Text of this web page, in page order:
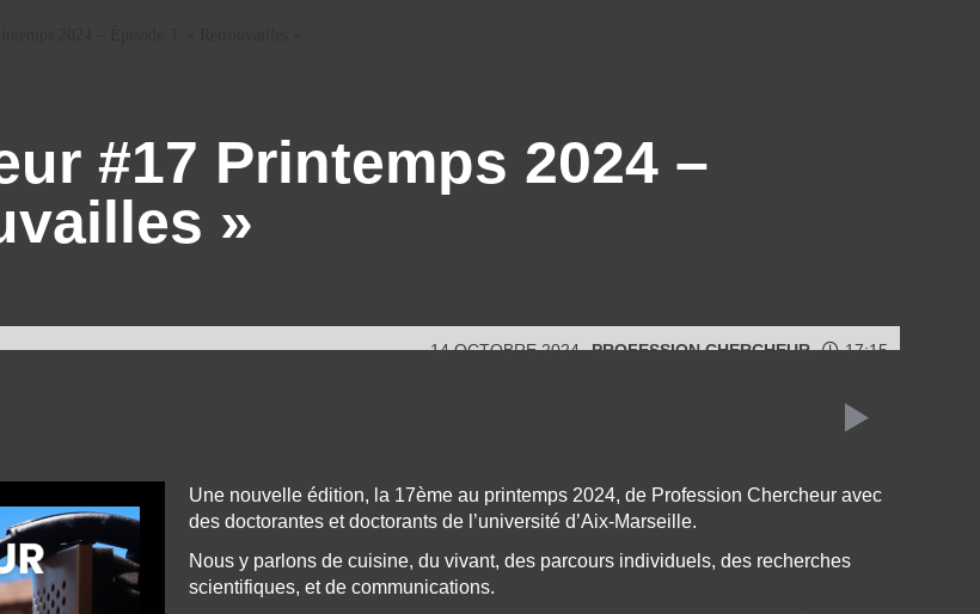
#17 Printemps 2024 –
»
14 OCTOBRE 2024 PROFESSION CHERCHEUR 17:15
Une nouvelle édition, la 17ème au printemps 2024, de Profession Chercheur avec
des doctorantes et doctorants de l’université d’Aix-Marseille.
Nous y parlons de cuisine, du vivant, des parcours individuels, des recherches
scientifiques, et de communications.